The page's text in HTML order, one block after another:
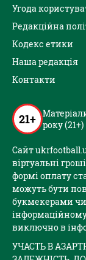
Угода
Редакційна
Кодекс етики
Наша редакція
Контакти
21+ року (21+)
Сайт
віртуальні
формі оплату
можуть бути
букмекерами чи
виключно в
УЧАСТЬ В